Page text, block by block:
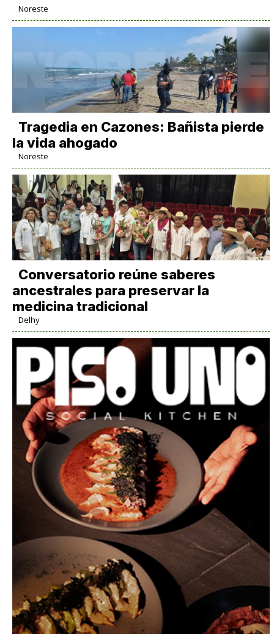
Noreste
Tragedia en Cazones: Bañista pierde
la vida ahogado
Noreste
Conversatorio reúne saberes
ancestrales para preservar la
medicina tradicional
Delhy